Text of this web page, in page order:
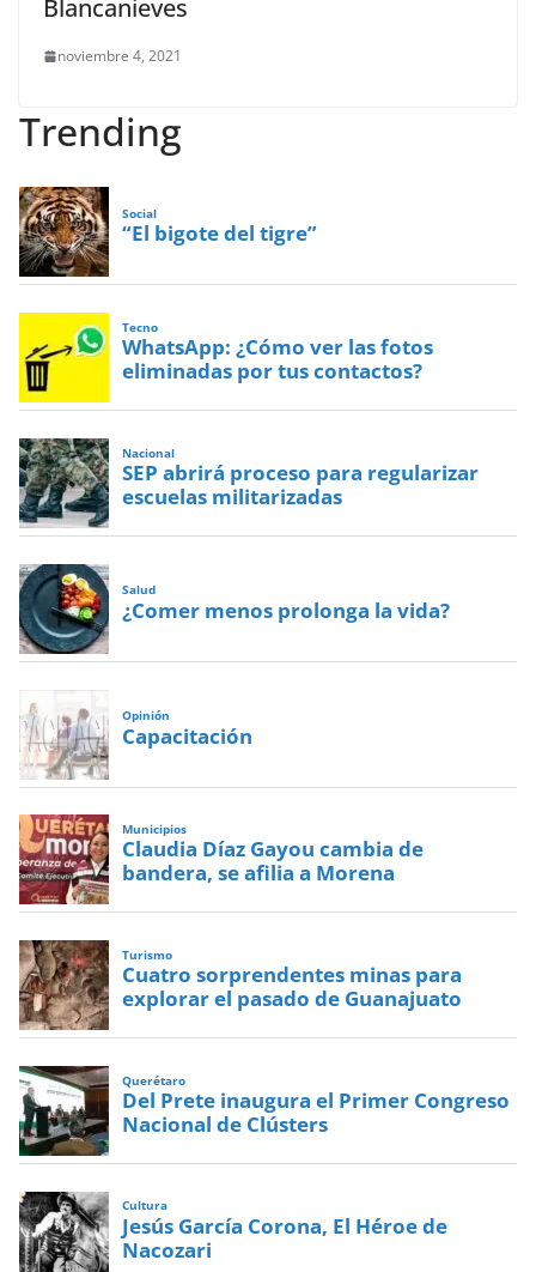
Blancanieves
noviembre 4, 2021
Trending
Social
“El bigote del tigre”
Tecno
WhatsApp: ¿Cómo ver las fotos
eliminadas por tus contactos?
Nacional
SEP abrirá proceso para regularizar
escuelas militarizadas
Salud
¿Comer menos prolonga la vida?
Opinión
Capacitación
Municipios
Claudia Díaz Gayou cambia de
bandera, se afilia a Morena
Turismo
Cuatro sorprendentes minas para
explorar el pasado de Guanajuato
Querétaro
Del Prete inaugura el Primer Congreso
Nacional de Clústers
Cultura
Jesús García Corona, El Héroe de
Nacozari